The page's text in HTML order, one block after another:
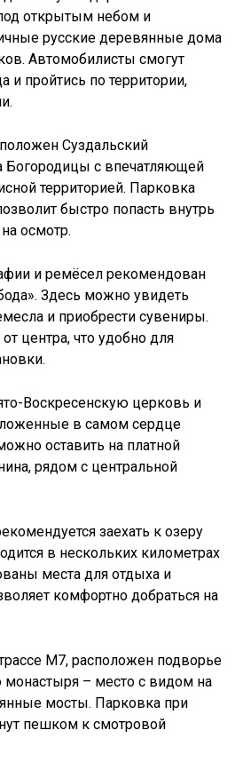
открытым небом и
русские деревянные дома
Автомобилисты смогут
и пройтись по территории,
Суздальский
Богородицы с впечатляющей
территорией. Парковка
быстро попасть внутрь
осмотр.
и ремёсел рекомендован
Здесь можно увидеть
и приобрести сувениры.
центра, что удобно для
Воскресенскую церковь и
в самом сердце
оставить на платной
рядом с центральной
заехать к озеру
в нескольких километрах
места для отдыха и
комфортно добраться на
М7, расположен подворье
– место с видом на
мосты. Парковка при
пешком к смотровой